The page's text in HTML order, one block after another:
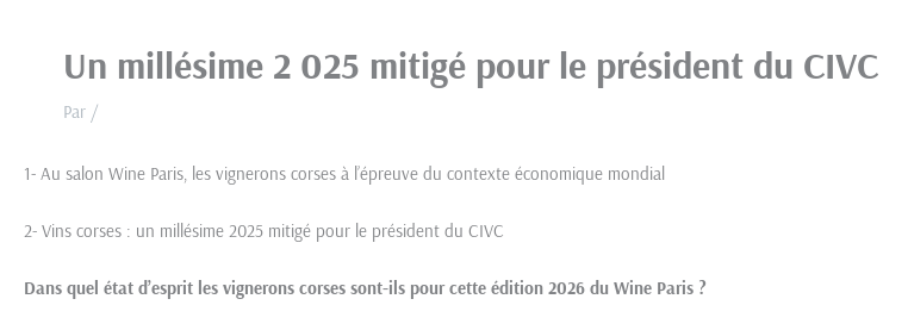
Un millésime 2 025 mitigé pour le président du CIVC
Par /
1- Au salon Wine Paris, les vignerons corses à l’épreuve du contexte économique mondial
2- Vins corses : un millésime 2025 mitigé pour le président du CIVC
Dans quel état d’esprit les vignerons corses sont-ils pour cette édition 2026 du Wine Paris ?